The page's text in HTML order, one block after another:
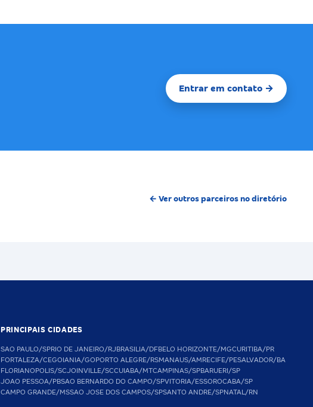
Entrar em contato →
← Ver outros parceiros no diretório
PRINCIPAIS CIDADES
SAO PAULO/SPRIO DE JANEIRO/RJBRASILIA/DFBELO HORIZONTE/MGCURITIBA/PR
FORTALEZA/CEGOIANIA/GOPORTO ALEGRE/RSMANAUS/AMRECIFE/PESALVADOR/BA
FLORIANOPOLIS/SCJOINVILLE/SCCUIABA/MTCAMPINAS/SPBARUERI/SP
JOAO PESSOA/PBSAO BERNARDO DO CAMPO/SPVITORIA/ESSOROCABA/SP
CAMPO GRANDE/MSSAO JOSE DOS CAMPOS/SPSANTO ANDRE/SPNATAL/RN